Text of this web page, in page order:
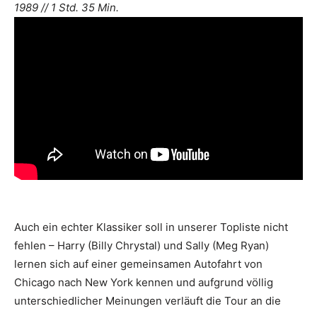
1989 // 1 Std. 35 Min.
Auch ein echter Klassiker soll in unserer Topliste nicht
fehlen – Harry (Billy Chrystal) und Sally (Meg Ryan)
lernen sich auf einer gemeinsamen Autofahrt von
Chicago nach New York kennen und aufgrund völlig
unterschiedlicher Meinungen verläuft die Tour an die